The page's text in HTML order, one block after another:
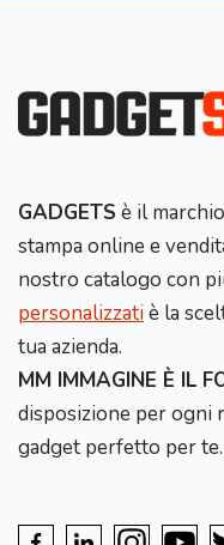
GADGETS è il
stampa online e
nostro catalogo con
personalizzatiè la
tua azienda.
MM IMMAGINE È IL
disposizione per ogni
gadget perfetto per te.